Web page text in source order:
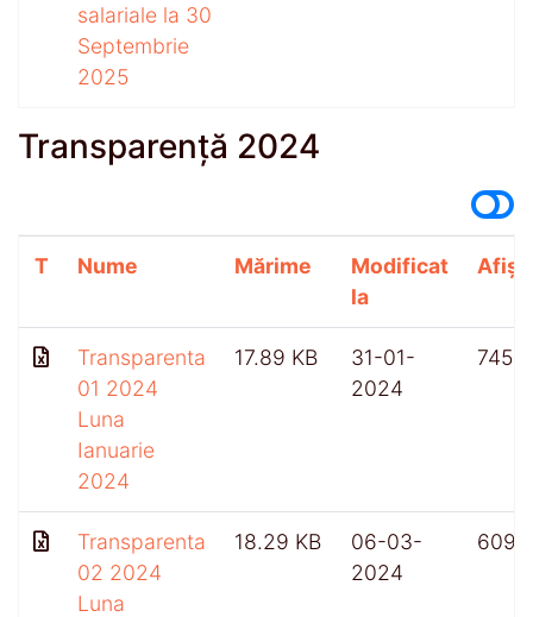
salariale la 30
Septembrie
2025
Transparență 2024
T Nume Mărime
Modificat
la
Transparenta
01 2024
Luna
Ianuarie
2024
17.89 KB
31-01-
2024
745
Transparenta
02 2024
Luna
18.29 KB
06-03-
2024
609